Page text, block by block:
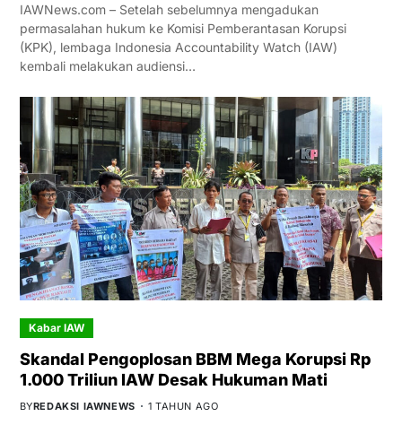
IAWNews.com – Setelah sebelumnya mengadukan
permasalahan hukum ke Komisi Pemberantasan Korupsi
(KPK), lembaga Indonesia Accountability Watch (IAW)
kembali melakukan audiensi…
Kabar IAW
Skandal Pengoplosan BBM Mega Korupsi Rp
1.000 Triliun IAW Desak Hukuman Mati
BYREDAKSI IAWNEWS 1 TAHUN AGO